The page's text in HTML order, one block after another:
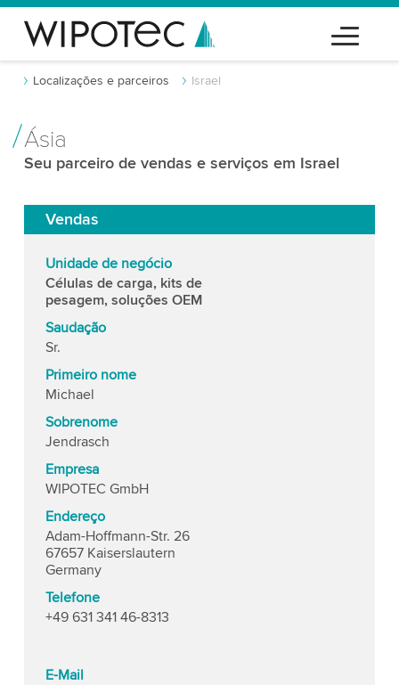
Localizações e parceiros Israel
Ásia
Seu parceiro de vendas e serviços em Israel
Vendas
Unidade de negócio
Células de carga, kits de
pesagem, soluções OEM
Saudação
Sr.
Primeiro nome
Michael
Sobrenome
Jendrasch
Empresa
WIPOTEC GmbH
Endereço
Adam-Hoffmann-Str. 26
67657 Kaiserslautern
Germany
Telefone
+49 631 341 46-8313
E-Mail